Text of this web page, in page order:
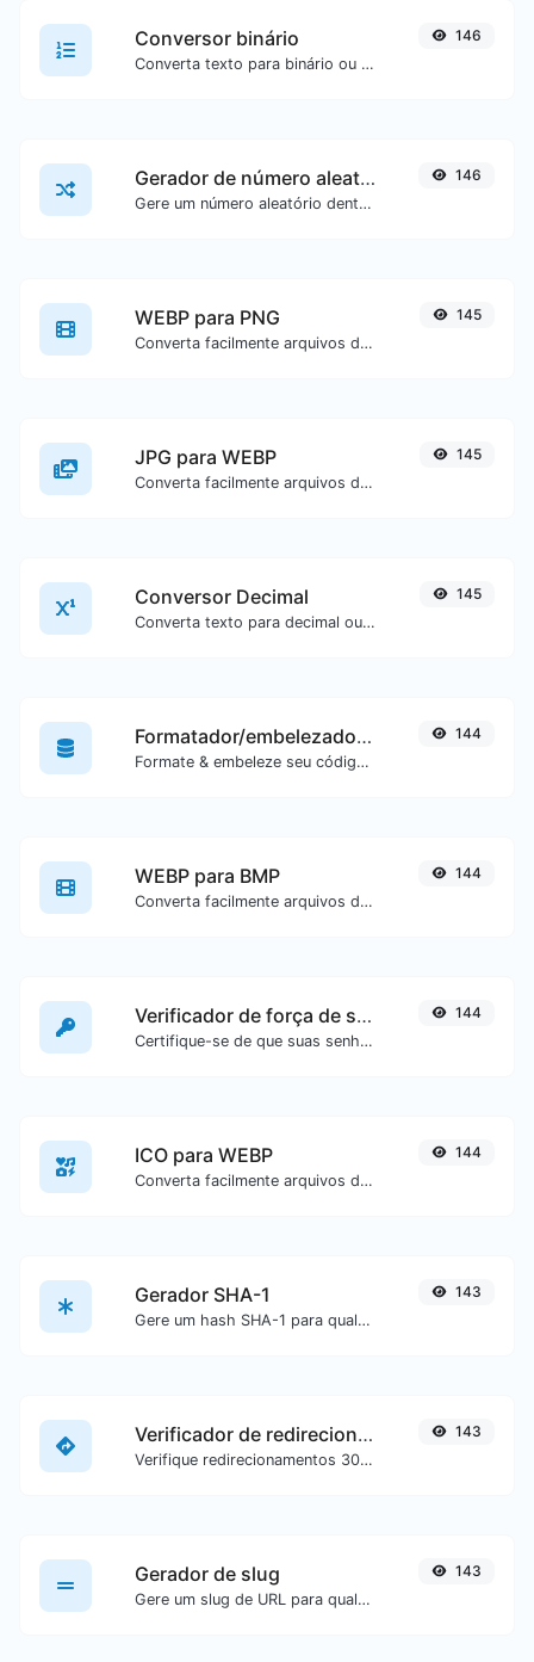
Conversor binário
Converta texto para binário ou vice-versa para qualquer entrada de texto.
146
Gerador de número aleatório
Gere um número aleatório dentro de um intervalo especificado.
146
WEBP para PNG
Converta facilmente arquivos de imagem WEBP para PNG.
145
JPG para WEBP
Converta facilmente arquivos de imagem JPG para WEBP.
145
Conversor Decimal
Converta texto para decimal ou vice-versa para qualquer entrada de texto.
145
Formatador/embelezador de SQL
Formate & embeleze seu código SQL com facilidade.
144
WEBP para BMP
Converta facilmente arquivos de imagem WEBP para BMP.
144
Verificador de força de senha
Certifique-se de que suas senhas sejam boas o suficiente.
144
ICO para WEBP
Converta facilmente arquivos de imagem ICO para WEBP.
144
Gerador SHA-1
Gere um hash SHA-1 para qualquer entrada de texto.
143
Verificador de redirecionamento de URL
Verifique redirecionamentos 301 & 302 de uma URL específica. Irá verificar até 10 redirecionamentos.
143
Gerador de slug
Gere um slug de URL para qualquer entrada de texto.
143